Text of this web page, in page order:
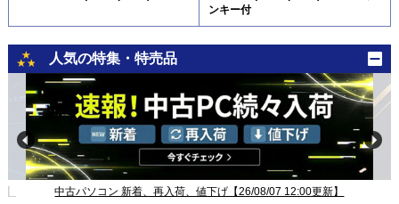
ンキー付
人気の特集・特売品
中古パソコン 新着、再入荷、値下げ【26/08/07 12:00更新】